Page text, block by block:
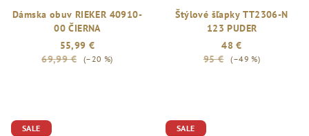
Dámska obuv RIEKER 40910-
00 ČIERNA
55,99 €
69,99 €
(–20 %)
Štýlové šľapky TT2306-N
123 PUDER
48 €
95 €
(–49 %)
SALE SALE